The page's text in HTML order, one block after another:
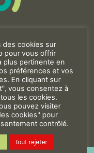
82
des cookies sur
pour vous offrir
plus pertinente en
préférences et vos
En cliquant sur
vous consentez à
les cookies.
pouvez visiter
cookies" pour
contrôlé.
Tout rejeter